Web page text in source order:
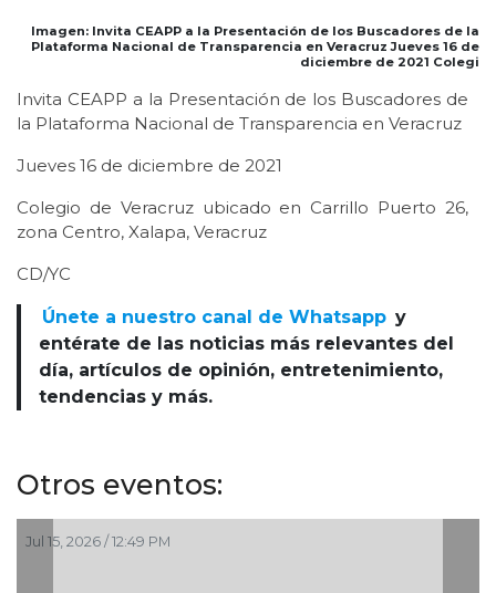
Imagen: Invita CEAPP a la Presentación de los Buscadores de la
Plataforma Nacional de Transparencia en Veracruz Jueves 16 de
diciembre de 2021 Colegi
Invita CEAPP a la Presentación de los Buscadores de
la Plataforma Nacional de Transparencia en Veracruz
Jueves 16 de diciembre de 2021
Colegio de Veracruz ubicado en Carrillo Puerto 26,
zona Centro, Xalapa, Veracruz
CD/YC
Únete a nuestro canal de Whatsapp y
entérate de las noticias más relevantes del
día, artículos de opinión, entretenimiento,
tendencias y más.
Otros eventos:
Jul 15, 2026 / 12:49 PM